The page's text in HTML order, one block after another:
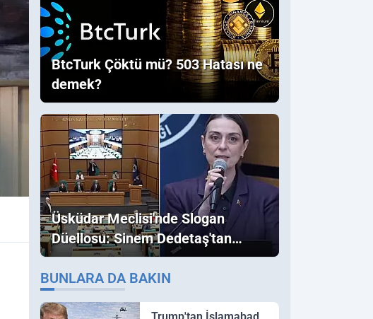
BtcTurk Çöktü mü? 503 Hatası ne
demek?
Üsküdar Meclisi'nde Slogan
Düellosu: Sinem Dedetaş'tan
Ezber Bozan "Erdoğan" ve
"İmamoğlu" Çıkışı!
BUNLARA DA BAKIN